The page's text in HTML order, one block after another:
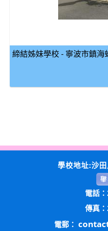
締結姊妹學校 - 寧波市鎮海
學校地址:沙
電話
傳真
電郵：